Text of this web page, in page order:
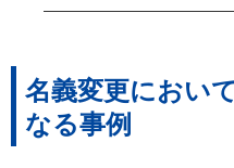
名義変更におい
なる事例